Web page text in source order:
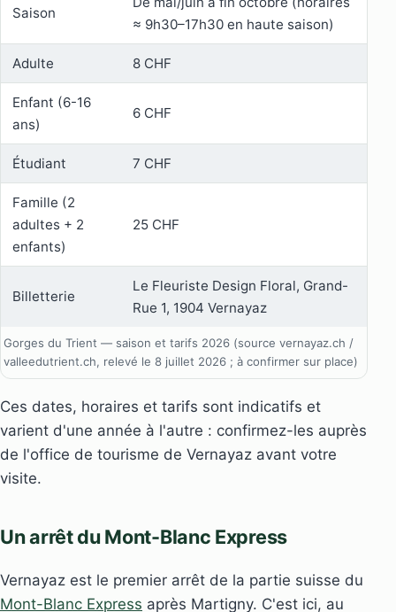
Gorges du Trient — saison et tarifs 2026 (source vernayaz.ch /
valleedutrient.ch, relevé le 8 juillet 2026 ; à confirmer sur place)
Saison
≈ 9h30–17h30 en haute saison)
Adulte 8 CHF
Enfant (6-16
ans)
6 CHF
Étudiant 7 CHF
Famille (2
adultes + 2
enfants)
25 CHF
Billetterie
Le Fleuriste Design Floral, Grand-
Rue 1, 1904 Vernayaz
Ces dates, horaires et tarifs sont indicatifs et
varient d'une année à l'autre : confirmez-les auprès
de l'office de tourisme de Vernayaz avant votre
visite.
Un arrêt du Mont-Blanc Express
Vernayaz est le premier arrêt de la partie suisse du
Mont-Blanc Express après Martigny. C'est ici, au